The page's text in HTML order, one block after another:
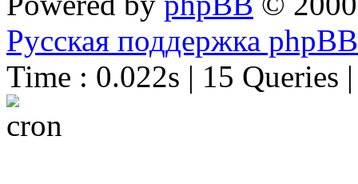
Русская поддержка phpBB
Time : 0.022s | 15 Queries